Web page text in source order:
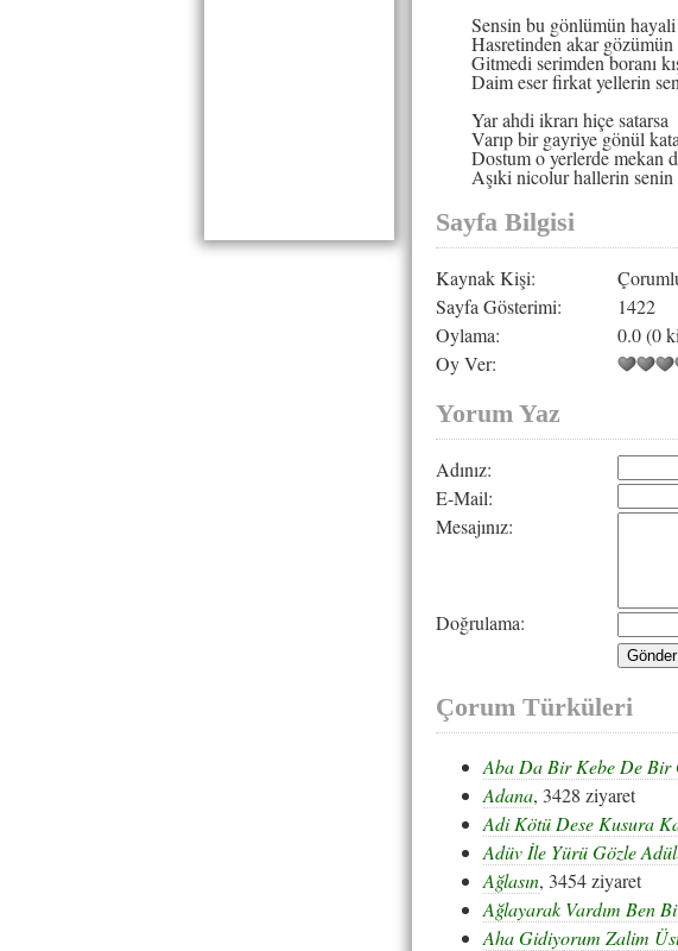
Sensin bu gönlümün
Hasretinden akar gözümün
Gitmedi serimden boranı
Daim eser firkat yellerin
Yar ahdi ikrarı hiçe satarsa
Varıp bir gayriye gönül
Dostum o yerlerde mekan
Aşıki nicolur hallerin senin
Sayfa Bilgisi
Kaynak Kişi:
Sayfa Gösterimi:
1422
Oylama:
0.0 (0
Oy Ver:
Yorum Yaz
Adınız:
E-Mail:
Mesajınız:
Doğrulama:
Çorum Türküleri
Aba Da Bir Kebe De Bir
Adana, 3428 ziyaret
Adi Kötü Dese Kusura
Adüv İle Yürü Gözle
Ağlasın, 3454 ziyaret
Ağlayarak Vardım Ben
Aha Gidiyorum Zalim